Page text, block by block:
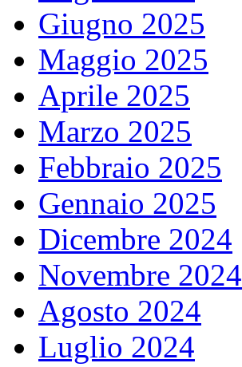
Giugno 2025
Maggio 2025
Aprile 2025
Marzo 2025
Febbraio 2025
Gennaio 2025
Dicembre 2024
Novembre 2024
Agosto 2024
Luglio 2024